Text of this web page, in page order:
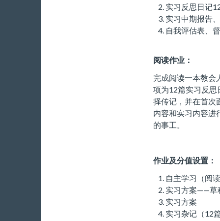
实习反思日记
实习中期报告
自我评估表、
阅读作业：
完成阅读一本教会
项为12篇实习反思
择传记，并在首次
内容和实习内容进
的事工。
作业及分值设置：
自主学习（阅
实习方案
实习方案
实习杂记（